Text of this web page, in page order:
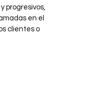
progresivos,
en el
clientes o